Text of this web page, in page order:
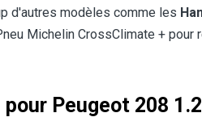
d'autres modèles comme les
Michelin CrossClimate + pour
Peugeot 208